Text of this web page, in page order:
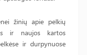
žinių apie pelkių
ir naujos kartos
ir durpynuose